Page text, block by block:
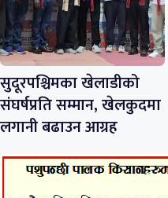
सुदूरपश्चिमका खेलाडीको
संघर्षप्रति सम्मान, खेलकुदमा
लगानी बढाउन आग्रह